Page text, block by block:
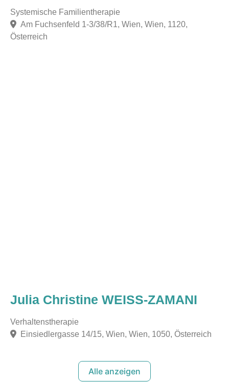
Systemische Familientherapie
Am Fuchsenfeld 1-3/38/R1, Wien, Wien, 1120,
Österreich
Julia Christine WEISS-ZAMANI
Verhaltenstherapie
Einsiedlergasse 14/15, Wien, Wien, 1050, Österreich
Alle anzeigen